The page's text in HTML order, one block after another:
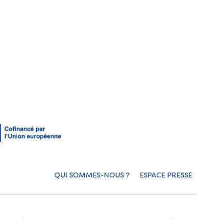
QUI SOMMES-NOUS ? ESPACE PRESSE